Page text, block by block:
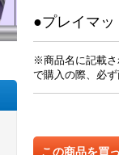
●プレイマ
※商品名に記載さ
で購入の際、必
この商品を買